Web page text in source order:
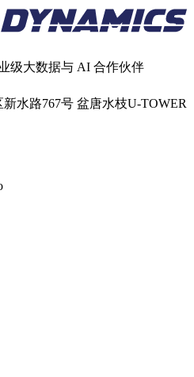
级大数据与 AI 合作伙伴
水路767号 盆唐水枝U-TOWER